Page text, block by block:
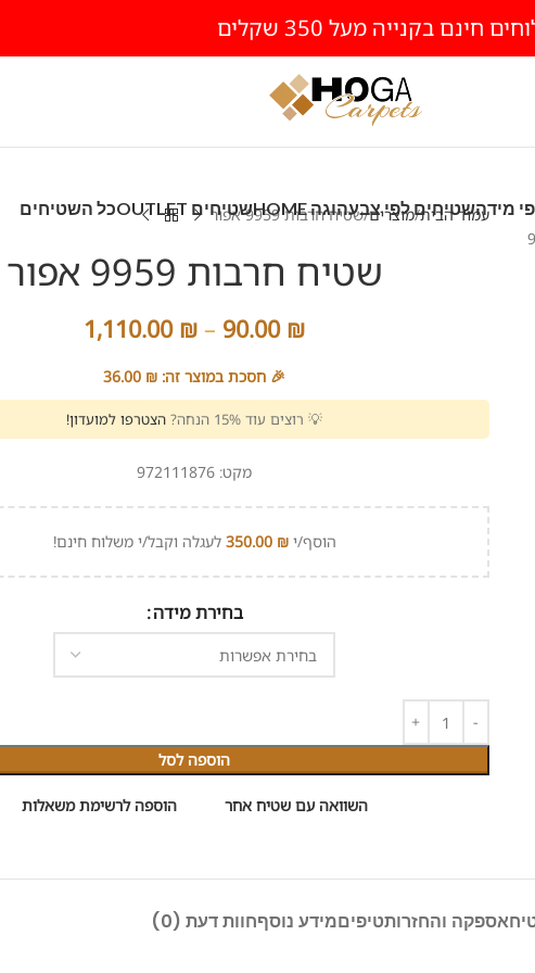
מידהשטיחים לפי צבעהוגה HOME שטיחים OUTLET כל השטיחים עמוד הבית מוצרים שטיח חרבות 9959 אפור
שטיח חרבות 9959 אפור
90.00 ₪
–
1,110.00 ₪
🎉 חסכת במוצר זה: 36.00 ₪
💡 רוצים עוד 15% הנחה? הצטרפו למועדון!
מקט: 972111876
הוסף/י 350.00 ₪ לעגלה וקבל/י משלוח חינם!
בחירת מידה
הוספה לסל
השוואה עם שטיח אחר הוספה לרשימת משאלות
אספקה והחזרותטיפיםמידע נוסףחוות דעת (0)
חינם בקנייה מעל 350 שקלים